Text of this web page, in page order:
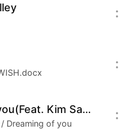
国Yo La Tengo乐队的
Dreaming of you(Feat. Kim Sawol)
Dreaming of you